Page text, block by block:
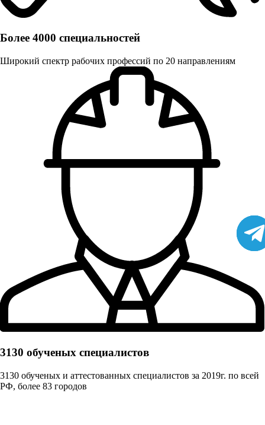
Более 4000 специальностей
Широкий спектр рабочих профессий по 20 направлениям
3130 обученых cпециалистов
3130 обученых и аттестованных специалистов за 2019г. по всей
РФ, более 83 городов